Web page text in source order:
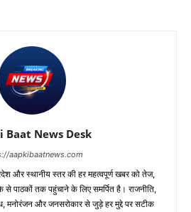
Baat News Desk
aapkibaatnews.com
और स्थानीय स्तर की हर महत्वपूर्ण खबर को तेज,
पाठकों तक पहुंचाने के लिए समर्पित है। राजनीति,
मनोरंजन और जनसरोकार से जुड़े हर मुद्दे पर सटीक